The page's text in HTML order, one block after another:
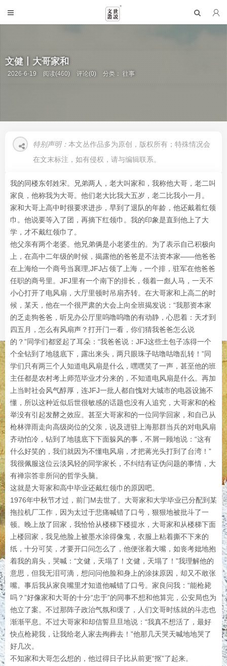
文健丨大哥家和
2026-6-19 阅读(460) 评论(0) 分类：往事
特别声明： 本文丛作品多为原创，版权所有；特殊情况会
在文末标注，如有侵权，请与编辑联系。
我的同楼东邻姓宋。兄弟两人，老大叫家和，我称他大哥，老二叫
家良，他称我为大哥。他们老大比我大五岁，老二比我小一月。
家和大哥上高中时很要求进步，早到了退队的年龄，他还戴着红领
巾。他说要等入了团，再摘下红领巾。我的印象是直到他上了大
学，才不戴红领巾了。
他父亲有两个老婆。他兄弟俩是小老婆生的。为了表示自己积极向
上，在高中二年级的时候，揭露他的爸爸是不法资本家——他爸爸
在上海给一个商号当襄理,JFJ占领了上海，一个排，驻军在他爸爸
任职的商号里。JFJ里有一个南下的排长，领着一彪人马，一天不
小心打开了电风扇，大厅里顿时吊扇齐转。在大哥家和上高二的时
候，某天，他在一个很严肃的大会上向全班揭发说：“我那资本家
的乏走狗爸爸，听见办公厅里呜噜呜噜的有动静，心思着：天才到
四五月，怎么有风扇声？打开门一看，你们猜我爸爸怎么说
的？”同学们都竖起了耳朵：“我爸爸说：JFJ这些土包子冻得一个
个全钻到了地毯底下，露出来头，两只眼珠子咕噜咕噜乱转！”同
学们只有两三个人知道电风扇是什么，嘿嘿笑了一声，甚至他的班
主任都是农村考上师范毕业才分来的，不知道电风扇是什么。再加
上当时社会风气醇厚，连JFJ一批人都自愧对大城市的电器设施不
懂，所以这种近似后世很敏感的话题也没有人追究，大哥家和的检
举没有引起发酵之效应。甚至大哥家和的一位同学回家，和自己从
枪林弹雨走向高级岗位的父亲，说及进驻上海那群当兵的对电风扇
齐动怕冷，钻到了地毯底下下面躲风的事，不屑一顾地说：“这有
什么好笑的，我们就因为不懂电风扇，才把蒋光头打到了台湾！”
我很佩服这位云淡风轻的同学家长，不纠结有证伪问题的事情，大
有禅宗答非所问的哲学头脑。
这就是大哥家和高中毕业还戴红领巾的原因吧。
1976年中秋节才过，前门M去世了。大哥家和大学毕业已分配到某
拖拉机厂工作，因为太过于悲痛喊错了口号，狠狠地被批斗了一
顿。晚上放了回家，我恰恰从楼梯下楼提水，大哥家和从楼梯下面
上楼回家，我见他脸上被墨水涂得像鬼，衣服上粘着撕不下来的
纸，十分可笑，才要开口问怎么了，他便张着大嘴，如丧考妣地抱
着我的肩头，哭喊：“文健，天塌了！文健，天塌了！”我理解他的
意思，但我无泪可滴，想问问他脸和身上的涂抹原因，却又不敢张
嘴。事后我从家良嘴里才知道他喊错了口号。家良问我：“能枪毙
吗？”好像家和大哥的十分“忠于”的同事不想和他算完，公安局也为
他立了案。不过那阵子政治气氛和缓了，人们文哥时练就的斗志也
渐渐平息。不过大哥家和却信誓旦旦地说：“我真不想活了，最好
快点枪毙我，让我给老人家去殉葬去！”他那几天哭天喊地地哭了
好几次。
不知家和大哥怎么想的，他过得日子比从前更“抠”了起来。